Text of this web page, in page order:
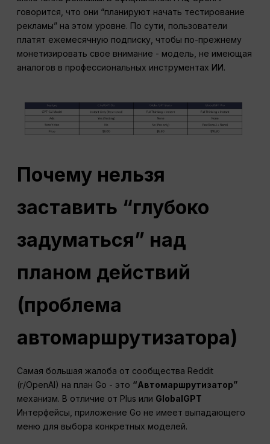
говорится, что они “планируют начать тестирование
рекламы” на этом уровне. По сути, пользователи
платят ежемесячную подписку, чтобы по-прежнему
монетизировать свое внимание - модель, не имеющая
аналогов в профессиональных инструментах ИИ.
Почему нельзя
заставить “глубоко
задуматься” над
планом действий
(проблема
автомаршрутизатора)
Самая большая жалоба от сообщества Reddit
(r/OpenAI) на план Go - это “Автомаршрутизатор”
механизм. В отличие от Plus или GlobalGPT
Интерфейсы, приложение Go не имеет выпадающего
меню для выбора конкретных моделей.